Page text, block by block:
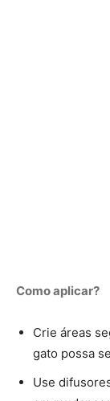
Como aplicar?
Crie áreas
gato possa
Use